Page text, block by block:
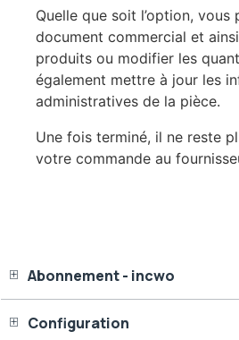
Abonnement - incwo
Configuration
Quelle que soit l’option, vous
document commercial et
produits ou modifier les
également mettre à jour les
administratives de la pièce.
Une fois terminé, il ne reste
votre commande au